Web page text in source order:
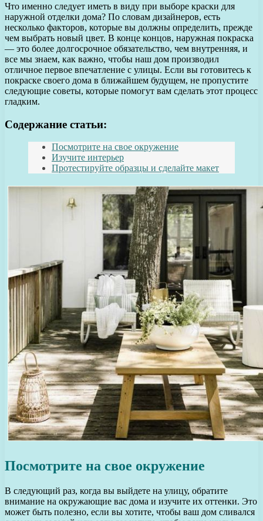
Что именно следует иметь в виду при выборе краски для
наружной отделки дома? По словам дизайнеров, есть
несколько факторов, которые вы должны определить, прежде
чем выбрать новый цвет. В конце концов, наружная покраска
— это более долгосрочное обязательство, чем внутренняя, и
все мы знаем, как важно, чтобы наш дом производил
отличное первое впечатление с улицы. Если вы готовитесь к
покраске своего дома в ближайшем будущем, не пропустите
следующие советы, которые помогут вам сделать этот процесс
гладким.
Содержание статьи:
Посмотрите на свое окружение
Изучите интерьер
Протестируйте образцы и сделайте макет
Посмотрите на свое окружение
В следующий раз, когда вы выйдете на улицу, обратите
внимание на окружающие вас дома и изучите их оттенки. Это
может быть полезно, если вы хотите, чтобы ваш дом сливался